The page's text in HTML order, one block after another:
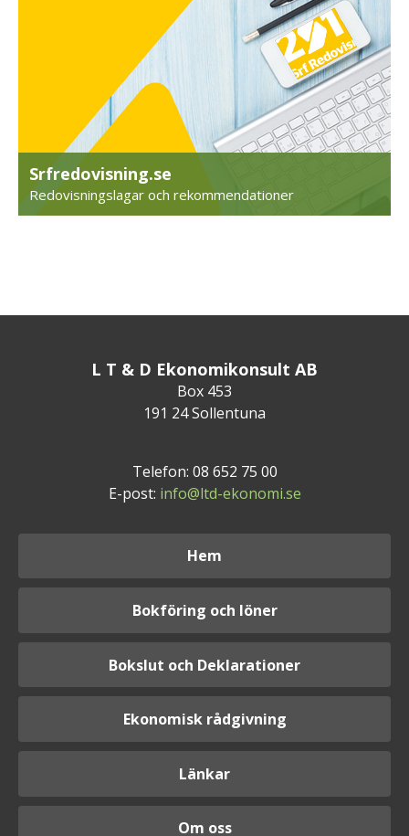
Srfredovisning.se
Redovisningslagar och rekommendationer
L T & D Ekonomikonsult AB
Box 453
191 24 Sollentuna
Telefon: 08 652 75 00
E-post: info@ltd-ekonomi.se
Hem
Bokföring och löner
Bokslut och Deklarationer
Ekonomisk rådgivning
Länkar
Om oss